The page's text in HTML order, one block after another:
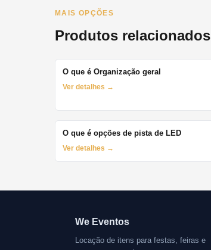
MAIS OPÇÕES
Produtos relacionados
O que é Organização geral
Ver detalhes →
O que é opções de pista de LED
Ver detalhes →
We Eventos
Locação de itens para festas, feiras e